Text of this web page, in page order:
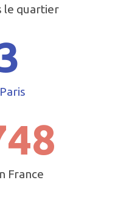
le quartier
France